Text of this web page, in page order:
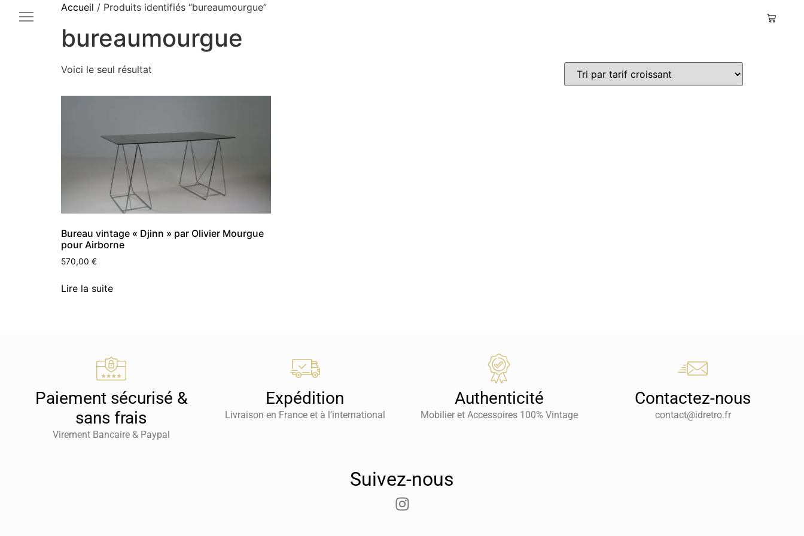
Accueil / Produits identifiés “bureaumourgue”
bureaumourgue
Voici le seul résultat
Bureau vintage « Djinn » par Olivier Mourgue
pour Airborne
570,00 €
Lire la suite
Paiement sécurisé &
sans frais
Virement Bancaire & Paypal
Expédition
Livraison en France et à l’international
Authenticité
Mobilier et Accessoires 100% Vintage
Contactez-nous
contact@idretro.fr
Suivez-nous